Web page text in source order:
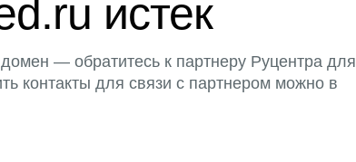
истек
— обратитесь к партнеру Руцентра для
контакты для связи с партнером можно в